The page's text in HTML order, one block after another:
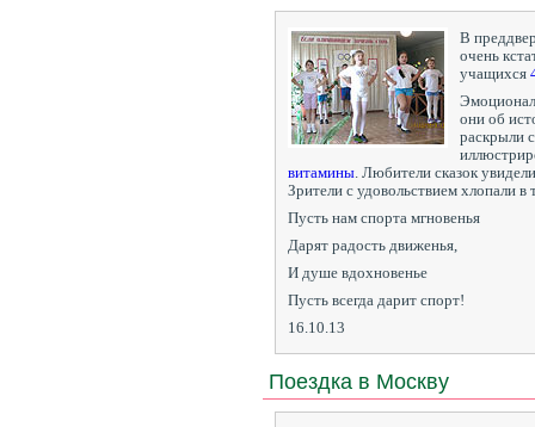
В
очень
учащихся
они об
раскрыли
витамины . Любители сказок
Зрители с удовольствием хлопали в
Пусть нам спорта мгновенья
Дарят радость движенья,
И душе вдохновенье
Пусть всегда дарит спорт!
16.10.13
Поездка в Москву